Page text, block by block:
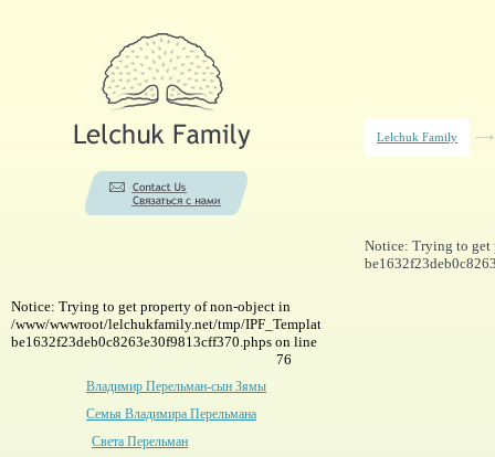
Lelchuk Family
Notice: Trying to get property of non-object in
/www/wwwroot/lelchukfamily.net/tmp/IPF_Template-
be1632f23deb0c8263e30f9813cff370.phps on line
76
Владимир Перельман-сын Зямы
Семья Владимира Перельмана
Света Перельман
Notice: Trying to get